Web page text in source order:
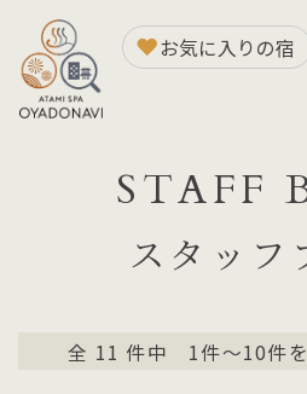
STAFF
スタッフ
お気に入りの宿
全 11 件中 1件～10件を